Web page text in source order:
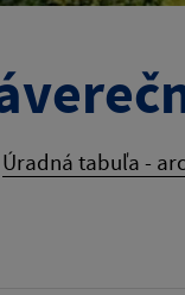
Úradná tabuľa -